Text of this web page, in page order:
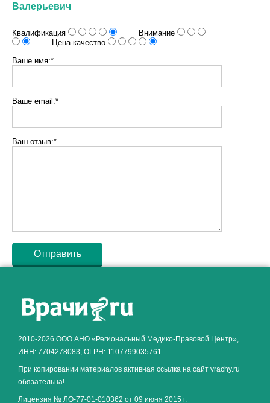
Валерьевич
Квалификация
Внимание
Цена-качество
Ваше имя:*
Ваше email:*
Ваш отзыв:*
2010-2026 ООО АНО «Региональный Медико-Правовой Центр»,
ИНН: 7704278083, ОГРН: 1107799035761
При копировании материалов активная ссылка на сайт vrachy.ru
обязательна!
Лицензия № ЛО-77-01-010362 от 09 июня 2015 г.